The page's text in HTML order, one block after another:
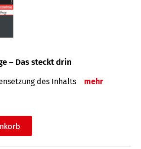
– Das steckt drin
des Inhalts mehr